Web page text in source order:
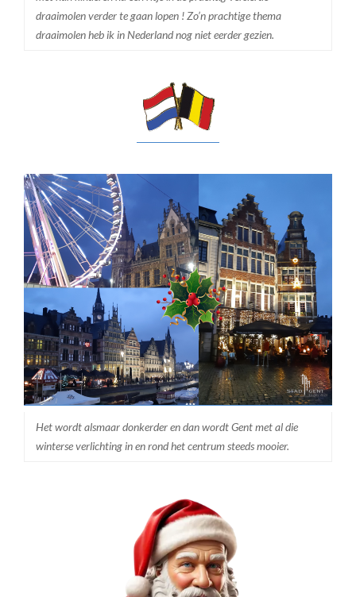
draaimolen verder te gaan lopen ! Zo’n prachtige thema
draaimolen heb ik in Nederland nog niet eerder gezien.
Het wordt alsmaar donkerder en dan wordt Gent met al die
winterse verlichting in en rond het centrum steeds mooier.